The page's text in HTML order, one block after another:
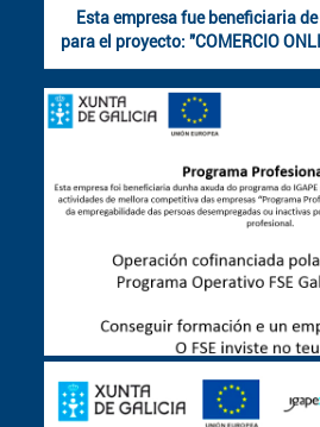
Esta empresa fue beneficiaria
para el proyecto: "COMERCIO